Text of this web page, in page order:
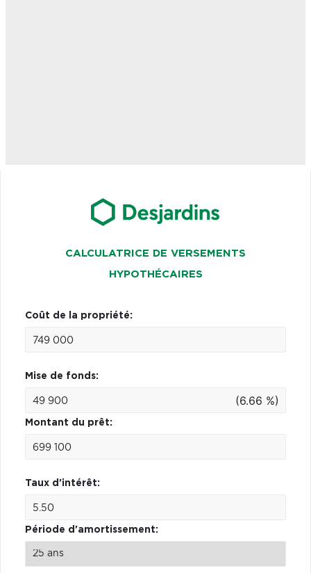
CALCULATRICE DE VERSEMENTS
HYPOTHÉCAIRES
Coût de la propriété:
Mise de fonds:
(6.66 %)
Montant du prêt:
Taux d'intérêt:
Période d'amortissement: